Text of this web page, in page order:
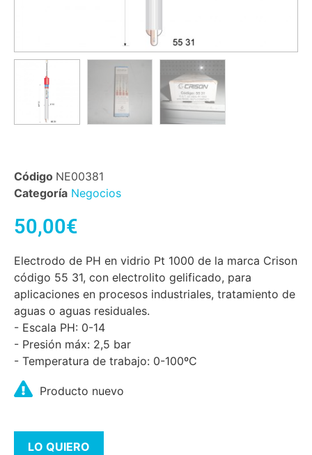
Código NE00381
Categoría Negocios
50,00€
Electrodo de PH en vidrio Pt 1000 de la marca Crison
código 55 31, con electrolito gelificado, para
aplicaciones en procesos industriales, tratamiento de
aguas o aguas residuales.
- Escala PH: 0-14
- Presión máx: 2,5 bar
- Temperatura de trabajo: 0-100ºC
Producto nuevo
LO QUIERO